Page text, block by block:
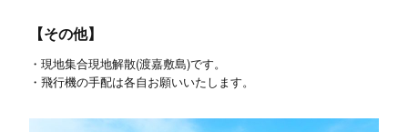
【その他】
・現地集合現地解散(渡嘉敷島)です。
・飛行機の手配は各自お願いいたします。